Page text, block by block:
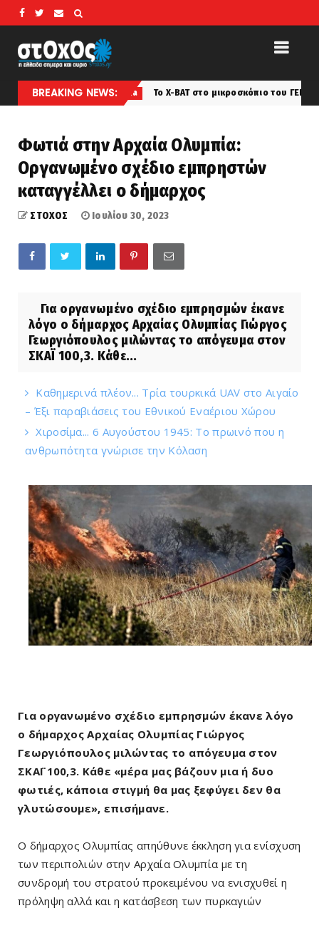
BREAKING NEWS:
amyna Το X-BAT στο μικροσκόπιο του ΓΕΕΘΑ: Η πρόταση
Φωτιά στην Αρχαία Ολυμπία:
Οργανωμένο σχέδιο εμπρηστών
καταγγέλλει ο δήμαρχος
ΣΤΟΧΟΣ Ιουλίου 30, 2023
Για οργανωμένο σχέδιο εμπρησμών έκανε
λόγο ο δήμαρχος Αρχαίας Ολυμπίας Γιώργος
Γεωργιόπουλος μιλώντας το απόγευμα στον
ΣΚΑΪ 100,3. Κάθε...
Καθημερινά πλέον... Τρία τουρκικά UAV στο Αιγαίο
– Έξι παραβιάσεις του Εθνικού Εναέριου Χώρου
Χιροσίμα... 6 Αυγούστου 1945: Το πρωινό που η
ανθρωπότητα γνώρισε την Κόλαση
Για οργανωμένο σχέδιο εμπρησμών έκανε λόγο
ο δήμαρχος Αρχαίας Ολυμπίας Γιώργος
Γεωργιόπουλος μιλώντας το απόγευμα στον
ΣΚΑΪ 100,3. Κάθε «μέρα μας βάζουν μια ή δυο
φωτιές, κάποια στιγμή θα μας ξεφύγει δεν θα
γλυτώσουμε», επισήμανε.
Ο δήμαρχος Ολυμπίας απηύθυνε έκκληση για ενίσχυση
των περιπολιών στην Αρχαία Ολυμπία με τη
συνδρομή του στρατού προκειμένου να ενισχυθεί η
πρόληψη αλλά και η κατάσβεση των πυρκαγιών